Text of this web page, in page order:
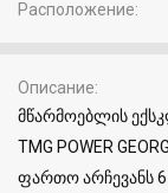
Расположение
Описание
მწარმოებლის
TMG POWER
ფართო არჩევანს 6